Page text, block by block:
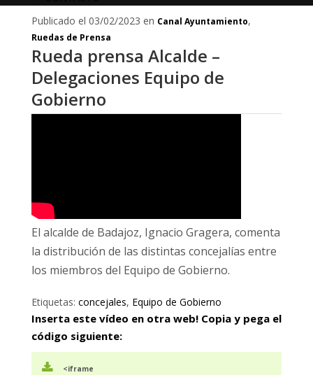
Publicado el 03/02/2023 en Canal Ayuntamiento,
Ruedas de Prensa
Rueda prensa Alcalde –
Delegaciones Equipo de
Gobierno
El alcalde de Badajoz, Ignacio Gragera, comenta
la distribución de las distintas concejalías entre
los miembros del Equipo de Gobierno.
Etiquetas: concejales, Equipo de Gobierno
Inserta este vídeo en otra web! Copia y pega el
código siguiente:
<iframe